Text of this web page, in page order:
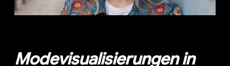
Modevisualisierungen in